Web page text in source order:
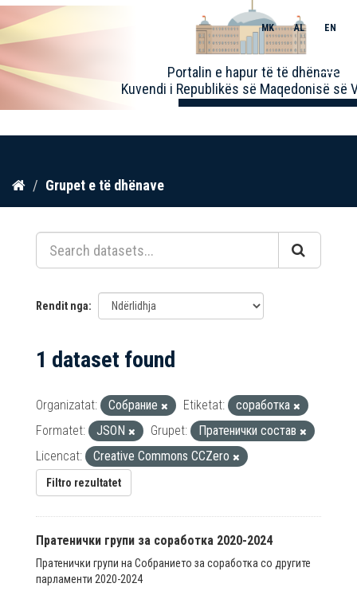
Kalo
përmbajtja
Portalin e hapur të të dhënave
Kuvendi i Republikës së Maqedonisë së
MK AL EN
Toggle
Grupet e të dhënave
Rendit nga
1 dataset found
Organizatat: Собрание Etiketat:
соработка
Formatet:
JSON Grupet:
Пратенички состав
Licencat:
Creative Commons CCZero
Filtro rezultatet
Пратенички групи за соработка 2020-2024
Пратенички групи на Собранието за соработка со другите
парламенти 2020-2024